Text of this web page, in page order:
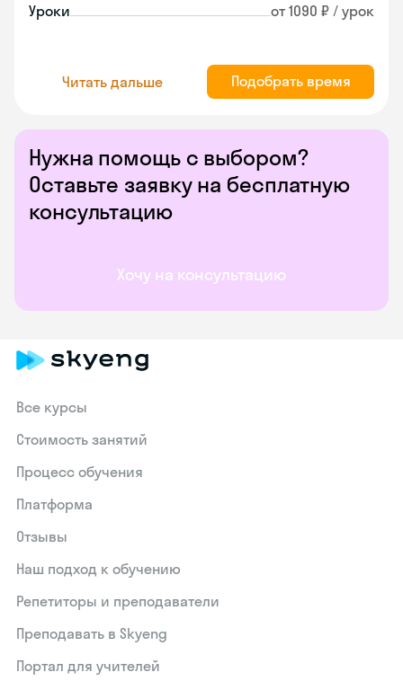
Нужна помощь с выбором?
Оставьте заявку на бесплатную
консультацию
Хочу на консультацию
Уроки от 1090 ₽ / урок
Читать дальше Подобрать время
Все курсы
Стоимость занятий
Процесс обучения
Платформа
Отзывы
Наш подход к обучению
Репетиторы и преподаватели
Преподавать в Skyeng
Портал для учителей